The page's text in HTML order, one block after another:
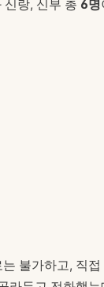
신랑, 신부 총 6명
불가하고, 직